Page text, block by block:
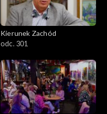
Kierunek Zachód
odc. 301